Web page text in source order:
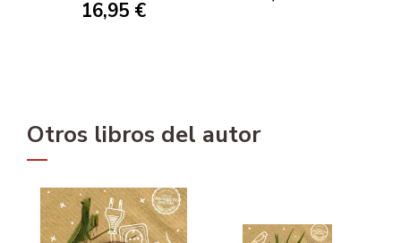
16,95 €
Otros libros del autor